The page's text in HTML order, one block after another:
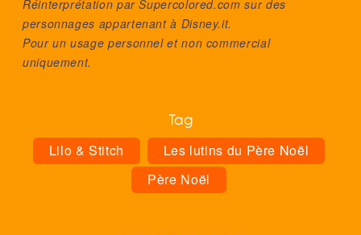
Réinterprétation par Supercolored.com sur des
personnages appartenant à Disney.it.
Pour un usage personnel et non commercial
uniquement.
Tag
Lilo & Stitch
Les lutins du Père Noël
Père Noël